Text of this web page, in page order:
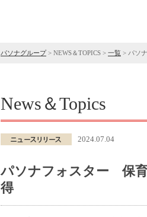
パソナグループ> NEWS＆TOPICS > 一覧 > パソ
News＆Topics
2024.07.04
パソナフォスター 保育
得